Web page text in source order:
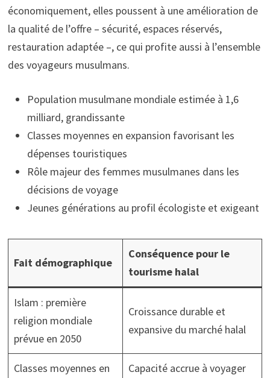
économiquement, elles poussent à une amélioration de
la qualité de l’offre – sécurité, espaces réservés,
restauration adaptée –, ce qui profite aussi à l’ensemble
des voyageurs musulmans.
Population musulmane mondiale estimée à 1,6
milliard, grandissante
Classes moyennes en expansion favorisant les
dépenses touristiques
Rôle majeur des femmes musulmanes dans les
décisions de voyage
Jeunes générations au profil écologiste et exigeant
Fait démographique
Conséquence pour le
tourisme halal
Islam : première
religion mondiale
prévue en 2050
Croissance durable et
expansive du marché halal
Classes moyennes en
Capacité accrue à voyager